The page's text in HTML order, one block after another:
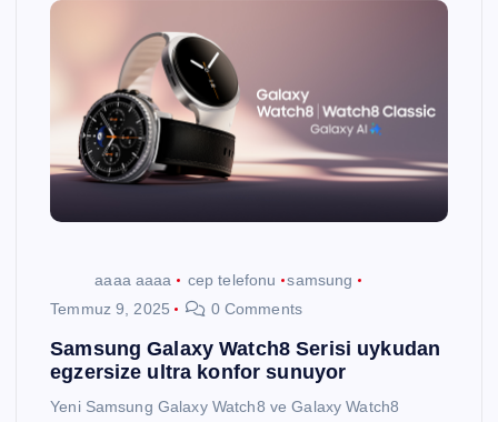
aaaa aaaa cep telefonu
samsung
Temmuz 9, 2025
0 Comments
Samsung Galaxy Watch8 Serisi uykudan
egzersize ultra konfor sunuyor
Yeni Samsung Galaxy Watch8 ve Galaxy Watch8